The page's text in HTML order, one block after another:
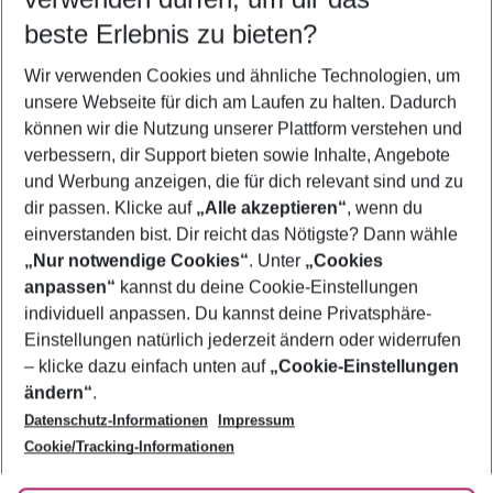
5-8 Nächte
2 Erwachsene Keine Kinder
Mehr Filter anzeigen
Footer
Footer navigation
Über uns
AGB
Bestpreisgarantie
Cookie-Einstellungen ändern
Cookie-Richtlinie
Agenturbetreuung
Barrierefreies Reisen
Folge uns
beste Erlebnis zu bieten?
Wir verwenden Cookies und ähnliche Technologien, um
unsere Webseite für dich am Laufen zu halten. Dadurch
können wir die Nutzung unserer Plattform verstehen und
verbessern, dir Support bieten sowie Inhalte, Angebote
und Werbung anzeigen, die für dich relevant sind und zu
dir passen. Klicke auf „Alle akzeptieren“, wenn du
einverstanden bist. Dir reicht das Nötigste? Dann wähle
„Nur notwendige Cookies“. Unter „Cookies
anpassen“ kannst du deine Cookie-Einstellungen
individuell anpassen. Du kannst deine Privatsphäre-
Einstellungen natürlich jederzeit ändern oder widerrufen
– klicke dazu einfach unten auf „Cookie-Einstellungen
ändern“.
Datenschutz-Informationen
Impressum
Cookie/Tracking-Informationen